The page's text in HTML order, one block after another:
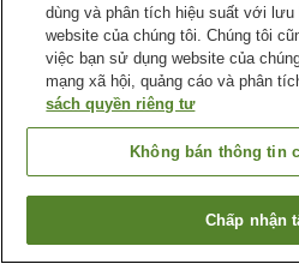
Tiện nghi chỗ nghỉ
Bãi đỗ xe
Spa / Salon
Trang chủ Nhật Bản Tỉnh
Okuma Private Beach & Resort
Tìm phòng
dùng và phân tích hiệu suất với
website của chúng tôi. Chúng tôi
việc bạn sử dụng website của
mạng xã hội, quảng cáo và phân
sách quyền riêng tư
Không bán thông tin
Chấp nhận